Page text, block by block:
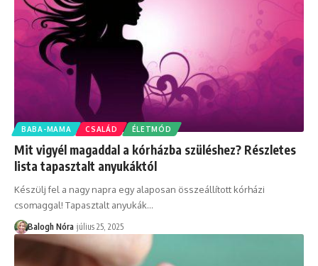
BABA-MAMA CSALÁD ÉLETMÓD
Mit vigyél magaddal a kórházba szüléshez? Részletes
lista tapasztalt anyukáktól
Készülj fel a nagy napra egy alaposan összeállított kórházi
csomaggal! Tapasztalt anyukák…
Balogh Nóra július 25, 2025